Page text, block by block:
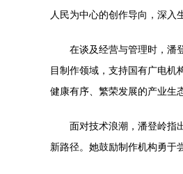
人民为中心的创作导向，深入
在谈及经营与管理时，潘
目制作领域，支持国有广电机
健康有序、繁荣发展的产业生
面对技术浪潮，潘登岭指
新路径。她鼓励制作机构勇于